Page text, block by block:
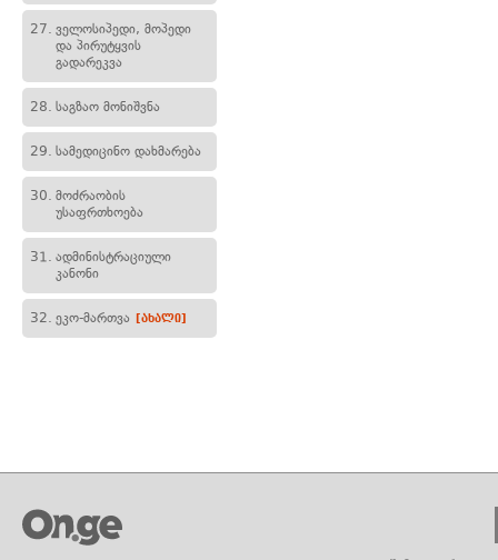
27. ველოსიპედი, მოპედი
და პირუტყვის
გადარეკვა
28. საგზაო მონიშვნა
29. სამედიცინო დახმარება
30. მოძრაობის
უსაფრთხოება
31. ადმინისტრაციული
კანონი
32. ეკო-მართვა [ახალი]